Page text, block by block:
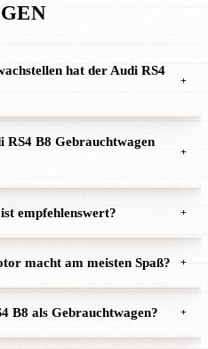
hat der Audi RS4
+
RS4 B8 Gebrauchtwagen
+
empfehlenswert? +
macht am meisten Spaß? +
B8 als Gebrauchtwagen? +